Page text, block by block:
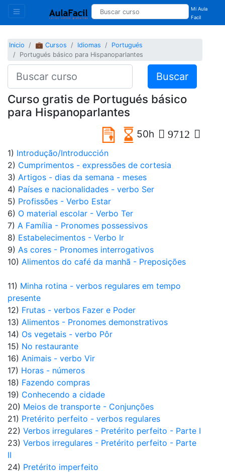
Mi Aula
Facil
Inicio 💼 Cursos Idiomas
Portugués
Portugués básico para Hispanoparlantes
Buscar
Curso gratis de Portugués básico
para Hispanoparlantes
50h 9712
1) Introdução/Introducción
2) Cumprimentos - expressões de cortesia
3) Artigos - dias da semana - meses
4) Países e nacionalidades - verbo Ser
5) Profissões - Verbo Estar
6) O material escolar - Verbo Ter
7) A Família - Pronomes possessivos
8) Estabelecimentos - Verbo Ir
9) As cores - Pronomes interrogativos
10) Alimentos do café da manhã - Preposições
11) Minha rotina - verbos regulares em tempo
presente
12) Frutas - verbos Fazer e Poder
13) Alimentos - Pronomes demonstrativos
14) Os vegetais - verbo Pôr
15) No restaurante
16) Animais - verbo Vir
17) Horas - números
18) Fazendo compras
19) Conhecendo a cidade
20) Meios de transporte - Conjunções
21) Pretérito perfeito - verbos regulares
22) Verbos irregulares - Pretérito perfeito - Parte I
23) Verbos irregulares - Pretérito perfeito - Parte
II
24) Pretérito imperfeito